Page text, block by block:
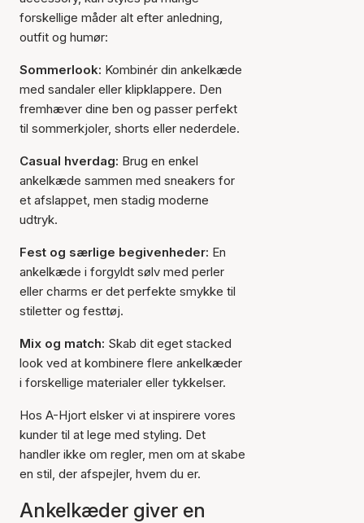
forskellige måder alt efter anledning,
outfit og humør:
Sommerlook: Kombinér din ankelkæde
med sandaler eller klipklappere. Den
fremhæver dine ben og passer perfekt
til sommerkjoler, shorts eller nederdele.
Casual hverdag: Brug en enkel
ankelkæde sammen med sneakers for
et afslappet, men stadig moderne
udtryk.
Fest og særlige begivenheder: En
ankelkæde i forgyldt sølv med perler
eller charms er det perfekte smykke til
stiletter og festtøj.
Mix og match: Skab dit eget stacked
look ved at kombinere flere ankelkæder
i forskellige materialer eller tykkelser.
Hos A-Hjort elsker vi at inspirere vores
kunder til at lege med styling. Det
handler ikke om regler, men om at skabe
en stil, der afspejler, hvem du er.
Ankelkæder giver en